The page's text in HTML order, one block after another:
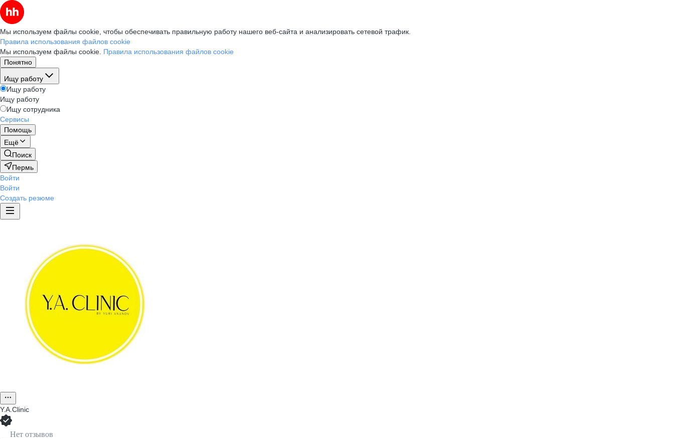
Мы используем файлы cookie, чтобы обеспечивать правильную работу нашего веб-сайта и анализировать сетевой трафик.
Правила использования файлов cookie
Мы используем файлы cookie. Правила использования файлов cookie
Понятно
Ищу работу
Ищу работу
Ищу работу
Ищу сотрудника
Сервисы
Помощь
Ещё
Поиск
Пермь
Войти
Войти
Создать резюме
Y.A.Clinic
Нет отзывов